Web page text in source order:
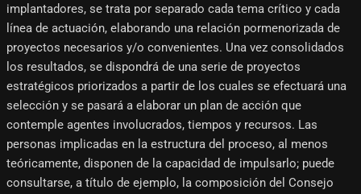
implantadores, se trata por separado cada tema crítico y cada
línea de actuación, elaborando una relación pormenorizada de
proyectos necesarios y/o convenientes. Una vez consolidados
los resultados, se dispondrá de una serie de proyectos
estratégicos priorizados a partir de los cuales se efectuará una
selección y se pasará a elaborar un plan de acción que
contemple agentes involucrados, tiempos y recursos. Las
personas implicadas en la estructura del proceso, al menos
teóricamente, disponen de la capacidad de impulsarlo; puede
consultarse, a título de ejemplo, la composición del Consejo